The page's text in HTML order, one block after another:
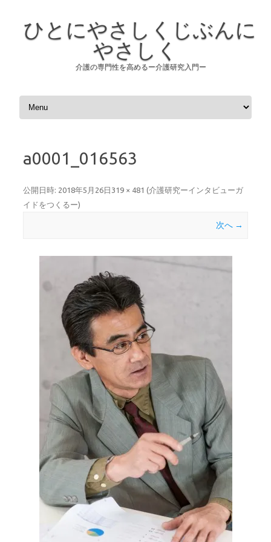
ひとにやさしくじぶんに
やさしく
介護の専門性を高めるー介護研究入門ー
コンテンツへスキップ
a0001_016563
公開日時: 2018年5月26日 319 × 481 (介護研究ーインタビューガ
イドをつくるー)
次へ →